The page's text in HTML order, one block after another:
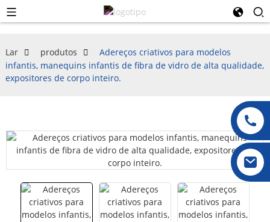
Lar produtos
Adereços criativos para modelos
infantis, manequins infantis de fibra de vidro de alta qualidade,
expositores de corpo inteiro.